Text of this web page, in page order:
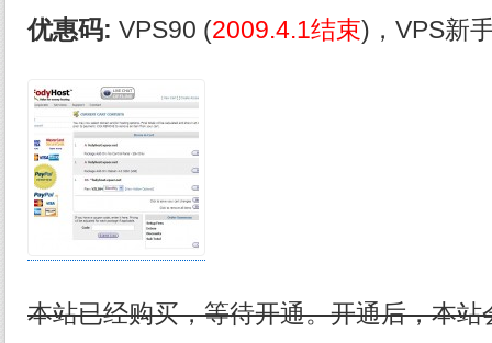
优惠码: VPS90 (2009.4.1结束)，VPS新
本站已经购买，等待开通。开通后，本